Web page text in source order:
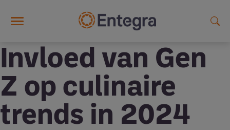
Invloed van Gen
Z op culinaire
trends in 2024